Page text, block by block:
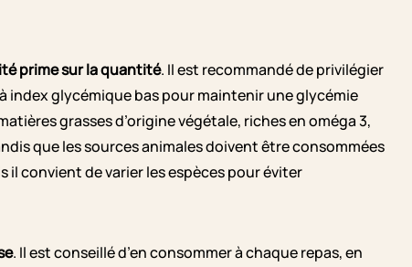
prime sur la quantité. Il est recommandé de privilégier
index glycémique bas pour maintenir une glycémie
grasses d’origine végétale, riches en oméga 3,
que les sources animales doivent être consommées
il convient de varier les espèces pour éviter
. Il est conseillé d’en consommer à chaque repas, en